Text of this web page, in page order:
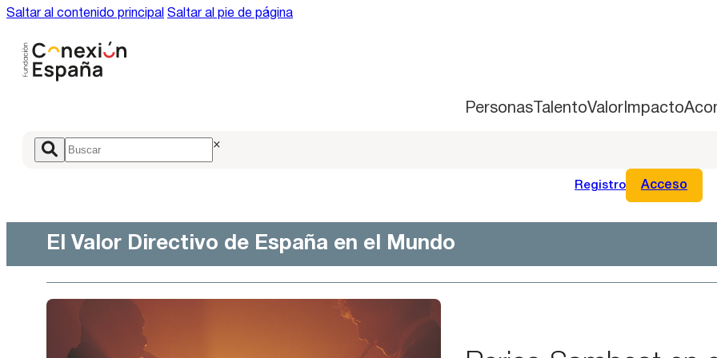
Saltar al contenido principal Saltar al pie de página
PersonasTalentoValorImpacto
×
Registro Acceso
El Valor Directivo de España en el Mundo